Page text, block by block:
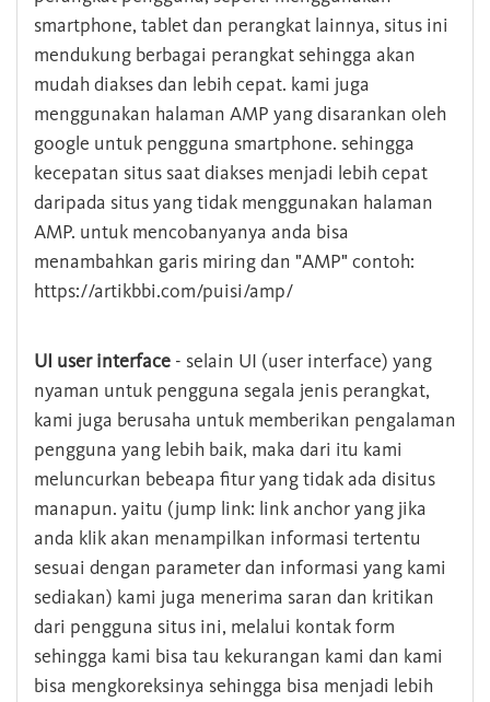
smartphone, tablet dan perangkat lainnya, situs ini
mendukung berbagai perangkat sehingga akan
mudah diakses dan lebih cepat. kami juga
menggunakan halaman AMP yang disarankan oleh
google untuk pengguna smartphone. sehingga
kecepatan situs saat diakses menjadi lebih cepat
daripada situs yang tidak menggunakan halaman
AMP. untuk mencobanyanya anda bisa
menambahkan garis miring dan "AMP" contoh:
https://artikbbi.com/puisi/amp/
UI user interface - selain UI (user interface) yang
nyaman untuk pengguna segala jenis perangkat,
kami juga berusaha untuk memberikan pengalaman
pengguna yang lebih baik, maka dari itu kami
meluncurkan bebeapa fitur yang tidak ada disitus
manapun. yaitu (jump link: link anchor yang jika
anda klik akan menampilkan informasi tertentu
sesuai dengan parameter dan informasi yang kami
sediakan) kami juga menerima saran dan kritikan
dari pengguna situs ini, melalui kontak form
sehingga kami bisa tau kekurangan kami dan kami
bisa mengkoreksinya sehingga bisa menjadi lebih